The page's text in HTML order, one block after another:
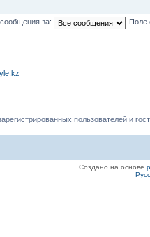
за: Поле
пользователей и
Создано на основе